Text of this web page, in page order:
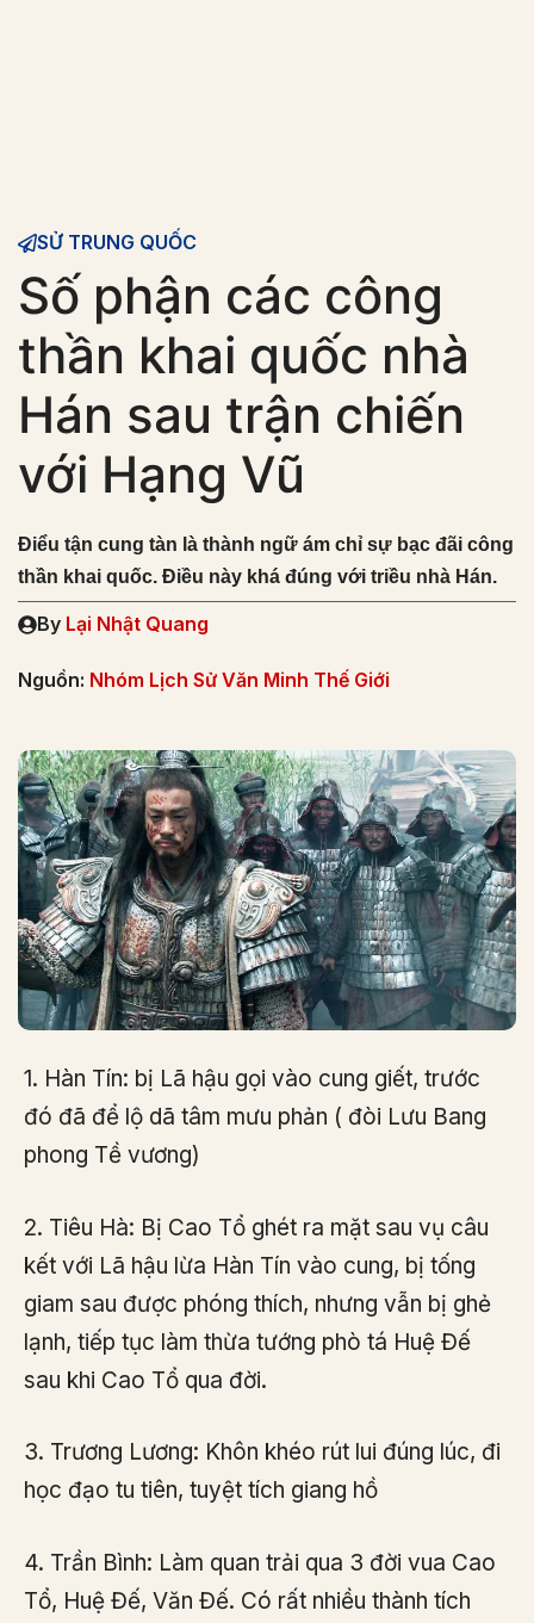
SỬ TRUNG QUỐC
Số phận các công
thần khai quốc nhà
Hán sau trận chiến
với Hạng Vũ
Điểu tận cung tàn là thành ngữ ám chỉ sự bạc đãi công
thần khai quốc. Điều này khá đúng với triều nhà Hán.
By Lại Nhật Quang
Nguồn: Nhóm Lịch Sử Văn Minh Thế Giới
1. Hàn Tín: bị Lã hậu gọi vào cung giết, trước
đó đã để lộ dã tâm mưu phản ( đòi Lưu Bang
phong Tề vương)
2. Tiêu Hà: Bị Cao Tổ ghét ra mặt sau vụ câu
kết với Lã hậu lừa Hàn Tín vào cung, bị tống
giam sau được phóng thích, nhưng vẫn bị ghẻ
lạnh, tiếp tục làm thừa tướng phò tá Huệ Đế
sau khi Cao Tổ qua đời.
3. Trương Lương: Khôn khéo rút lui đúng lúc, đi
học đạo tu tiên, tuyệt tích giang hồ
4. Trần Bình: Làm quan trải qua 3 đời vua Cao
Tổ, Huệ Đế, Văn Đế. Có rất nhiều thành tích